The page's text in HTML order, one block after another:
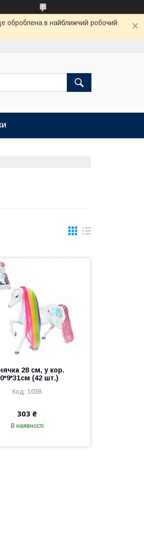
оброблена в найближчий робочий
28 см, у кор.
(42 шт.)
103B
303 ₴
В наявності